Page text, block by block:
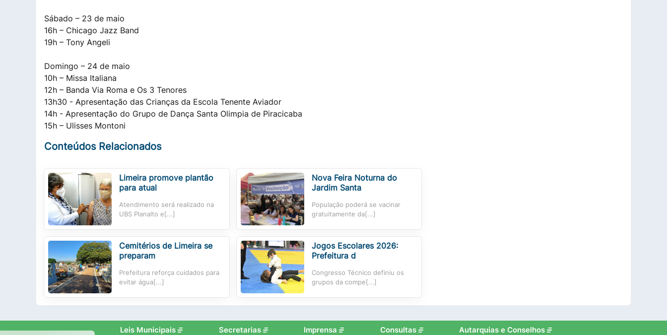
Sábado – 23 de maio
16h – Chicago Jazz Band
19h – Tony Angeli
Domingo – 24 de maio
10h – Missa Italiana
12h – Banda Via Roma e Os 3 Tenores
13h30 - Apresentação das Crianças da Escola Tenente Aviador
14h - Apresentação do Grupo de Dança Santa Olimpia de Piracicaba
15h – Ulisses Montoni
Conteúdos Relacionados
Limeira promove plantão
para atual
Atendimento será realizado na
UBS Planalto e[...]
Nova Feira Noturna do
Jardim Santa
População poderá se vacinar
gratuitamente da[...]
Cemitérios de Limeira se
preparam
Prefeitura reforça cuidados para
evitar água[...]
Jogos Escolares 2026:
Prefeitura d
Congresso Técnico definiu os
grupos da compe[...]
Leis Municipais Secretarias Imprensa Consultas Autarquias e Conselhos